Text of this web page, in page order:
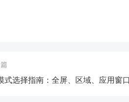
式选择指南：全屏、区域、应用窗